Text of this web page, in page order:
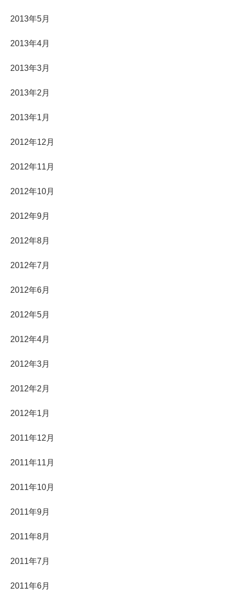
2013年5月
2013年4月
2013年3月
2013年2月
2013年1月
2012年12月
2012年11月
2012年10月
2012年9月
2012年8月
2012年7月
2012年6月
2012年5月
2012年4月
2012年3月
2012年2月
2012年1月
2011年12月
2011年11月
2011年10月
2011年9月
2011年8月
2011年7月
2011年6月